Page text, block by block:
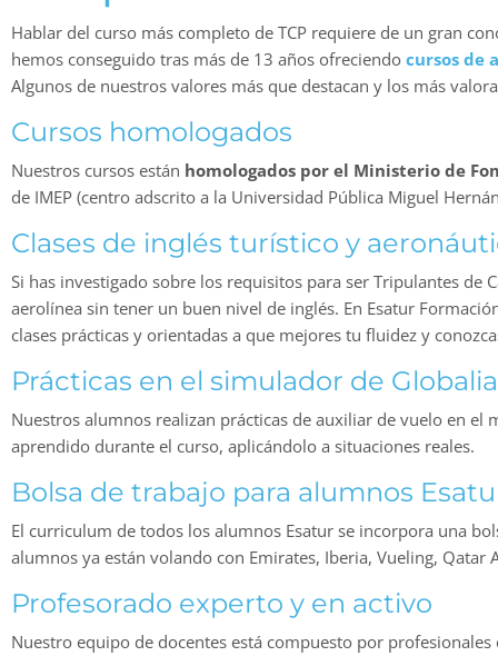
Hablar del curso más completo de TCP requiere de un gran
hemos conseguido tras más de 13 años ofreciendo cursos de
Algunos de nuestros valores más que destacan y los más
Cursos homologados
Nuestros cursos están homologados por el Ministerio de
de IMEP (centro adscrito a la Universidad Pública Miguel
Clases de inglés turístico y
Si has investigado sobre los requisitos para ser Tripulantes de
aerolínea sin tener un buen nivel de inglés. En Esatur
clases prácticas y orientadas a que mejores tu fluidez y
Prácticas en el simulador de
Nuestros alumnos realizan prácticas de auxiliar de vuelo en
aprendido durante el curso, aplicándolo a situaciones reales.
Bolsa de trabajo para alumnos
El curriculum de todos los alumnos Esatur se incorpora una
alumnos ya están volando con Emirates, Iberia, Vueling,
Profesorado experto y en activo
Nuestro equipo de docentes está compuesto por